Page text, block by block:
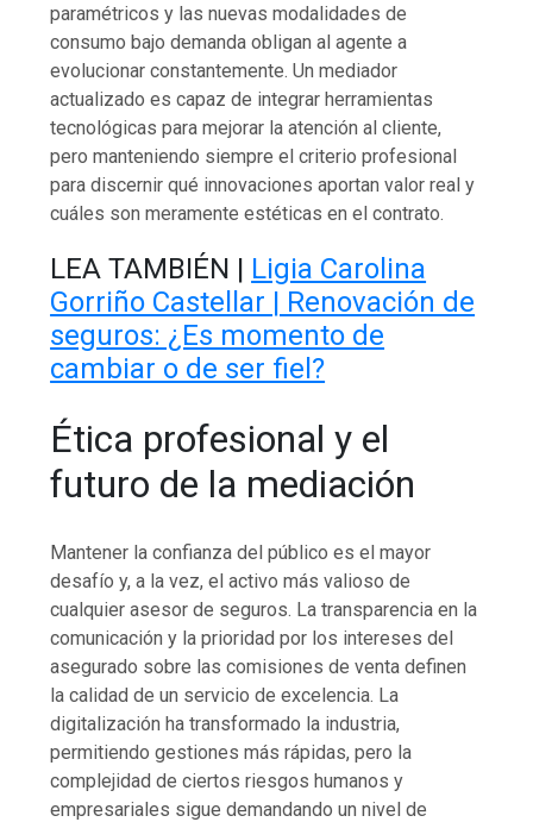
paramétricos y las nuevas modalidades de
consumo bajo demanda obligan al agente a
evolucionar constantemente. Un mediador
actualizado es capaz de integrar herramientas
tecnológicas para mejorar la atención al cliente,
pero manteniendo siempre el criterio profesional
para discernir qué innovaciones aportan valor real y
cuáles son meramente estéticas en el contrato.
LEA TAMBIÉN | Ligia Carolina
Gorriño Castellar | Renovación de
seguros: ¿Es momento de
cambiar o de ser fiel?
Ética profesional y el
futuro de la mediación
Mantener la confianza del público es el mayor
desafío y, a la vez, el activo más valioso de
cualquier asesor de seguros. La transparencia en la
comunicación y la prioridad por los intereses del
asegurado sobre las comisiones de venta definen
la calidad de un servicio de excelencia. La
digitalización ha transformado la industria,
permitiendo gestiones más rápidas, pero la
complejidad de ciertos riesgos humanos y
empresariales sigue demandando un nivel de